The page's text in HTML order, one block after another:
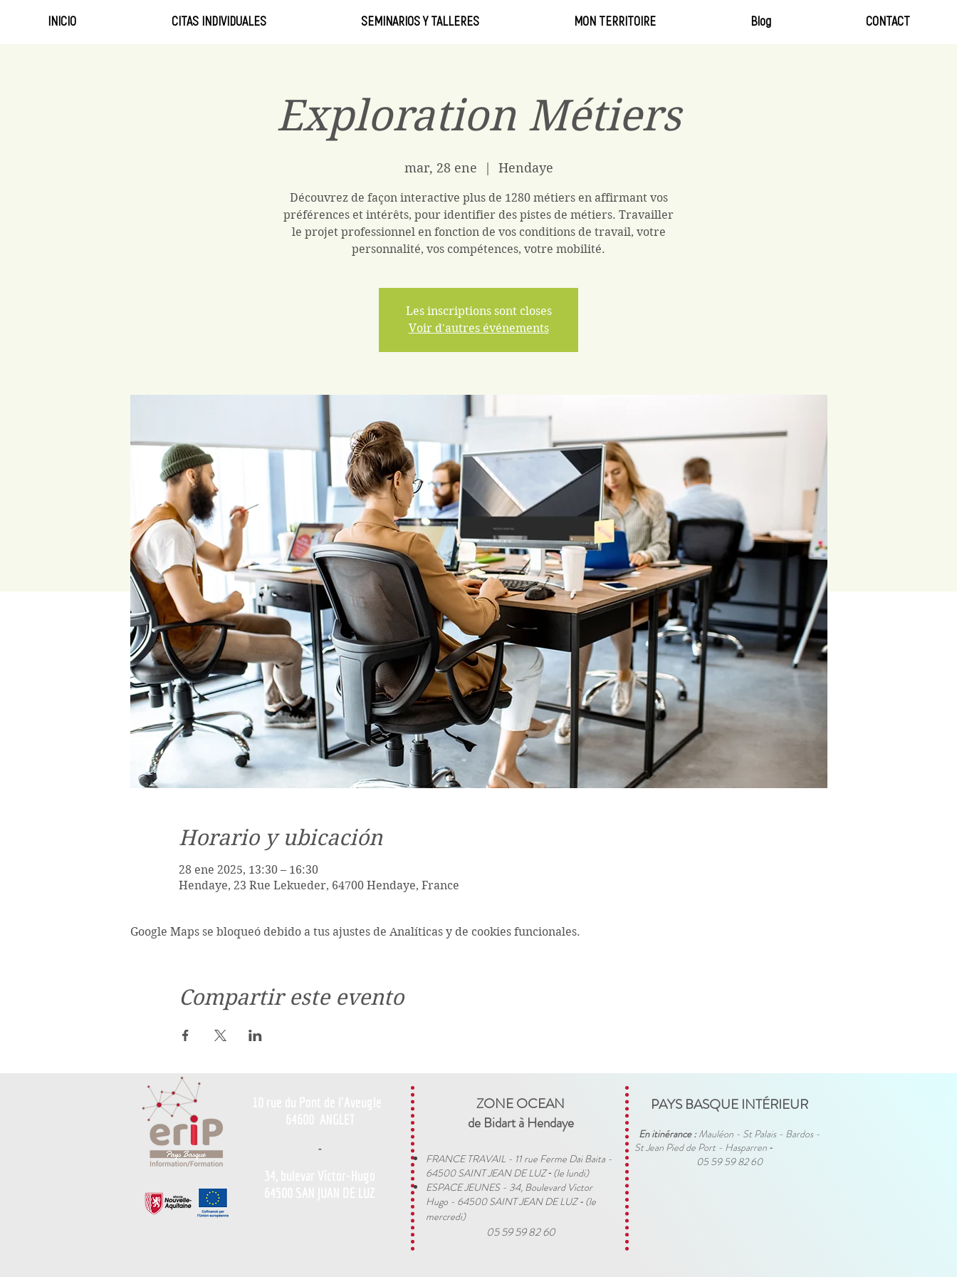
INICIO CITAS INDIVIDUALES SEMINARIOS Y TALLERES MON TERRITOIRE Blog CONTACT
Exploration Métiers
mar, 28 ene Hendaye
Découvrez de façon interactive plus de 1280 métiers en affirmant vos
préférences et intérêts, pour identifier des pistes de métiers. Travailler
le projet professionnel en fonction de vos conditions de travail, votre
personnalité, vos compétences, votre mobilité.
Les inscriptions sont closes
Voir d'autres événements
Horario y ubicación
28 ene 2025, 13:30 – 16:30
Hendaye, 23 Rue Lekueder, 64700 Hendaye, France
Google Maps se bloqueó debido a tus ajustes de Analíticas y de cookies funcionales.
Compartir este evento
-
ZONE OCEAN
de Bidart à Hendaye​
FRANCE TRAVAIL - 11 rue Ferme Dai Baita -
64500 SAINT JEAN DE LUZ​ - (le lundi)
ESPACE JEUNES - 34, Boulevard Victor
Hugo - 64500 SAINT JEAN DE LUZ- (le
mercredi)
05 59 59 82 60
PAYS BASQUE INTÉRIEUR
En itinérance :Mauléon - St Palais - Bardos -
St Jean Pied de Port - Hasparren -
05 59 59 82 60